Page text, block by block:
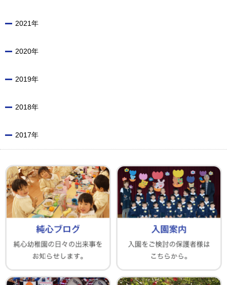
2021年
2020年
2019年
2018年
2017年